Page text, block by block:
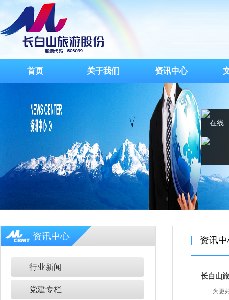
首页 关于我们 资讯中心
资讯中心
行业新闻
党建专栏
资讯
长白山
为更
在线